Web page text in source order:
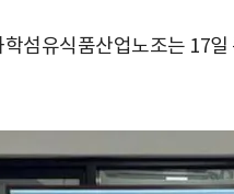
학섬유식품산업노조는 17